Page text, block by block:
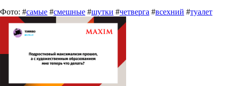
Фото: #самые #смешные #шутки #четверга #всехний #туалет